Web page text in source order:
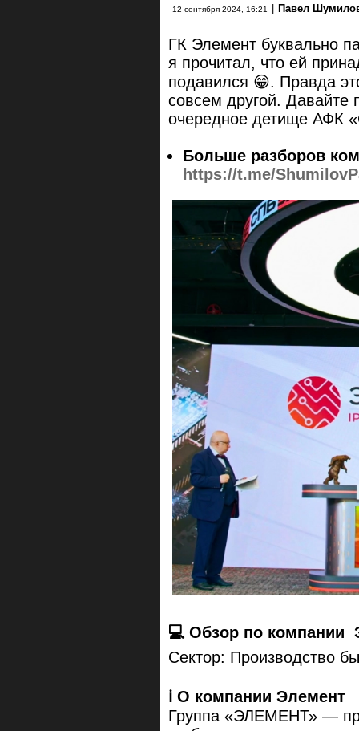
12 сентября 2024, 16:21 Павел
ГК Элемент буквально
я прочитал, что ей
подавился 😁. Правда
совсем другой. Давайте
очередное детище АФК
Больше разборов
https://t.me/
💻 Обзор по компании
Сектор: Производство
ℹ️ О компании Элемент
Группа «ЭЛЕМЕНТ» —